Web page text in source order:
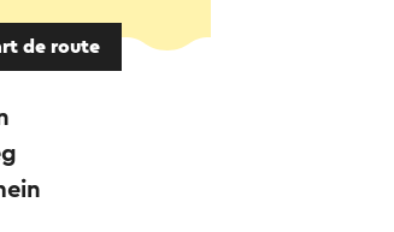
de route